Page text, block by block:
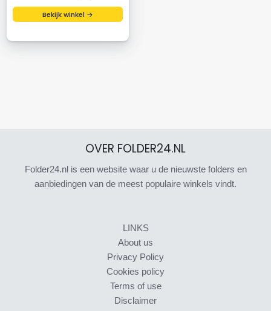
Bekijk winkel →
OVER FOLDER24.NL
Folder24.nl is een website waar u de nieuwste folders en
aanbiedingen van de meest populaire winkels vindt.
LINKS
About us
Privacy Policy
Cookies policy
Terms of use
Disclaimer